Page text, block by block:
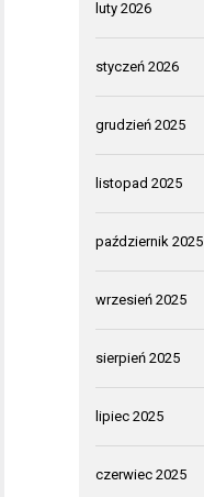
luty 2026
styczeń 2026
grudzień 2025
listopad 2025
październik 2025
wrzesień 2025
sierpień 2025
lipiec 2025
czerwiec 2025